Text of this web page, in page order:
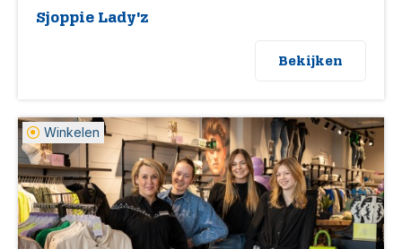
Sjoppie Lady'z
Bekijken
Winkelen